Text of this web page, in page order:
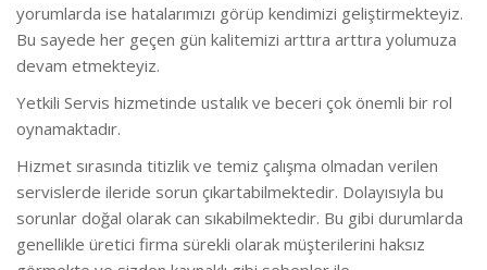
yorumlarda ise hatalarımızı görüp kendimizi geliştirmekteyiz.
Bu sayede her geçen gün kalitemizi arttıra arttıra yolumuza
devam etmekteyiz.
Yetkili Servis hizmetinde ustalık ve beceri çok önemli bir rol
oynamaktadır.
Hizmet sırasında titizlik ve temiz çalışma olmadan verilen
servislerde ileride sorun çıkartabilmektedir. Dolayısıyla bu
sorunlar doğal olarak can sıkabilmektedir. Bu gibi durumlarda
genellikle üretici firma sürekli olarak müşterilerini haksız